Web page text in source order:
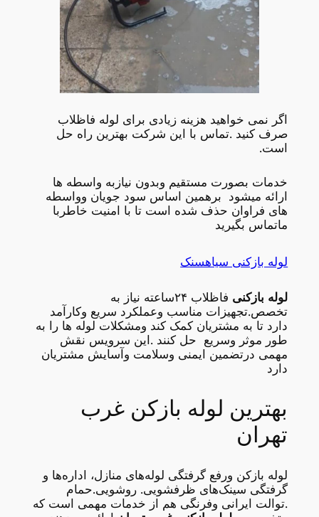
اگر نمی خواهید هزینه زیادی برای لوله فاظلاب
صرف کنید .تماس با این شرکت بهترین راه حل
است.
خدمات بصورت مستقیم وبدون نیازبه واسطه ها
ارائه میشود برهمین اساس سود جویان وواسطه
های فراوان حذف شده است تا با امنیت خاطربا
ماتماس بگیرید
لوله بازکنی سیاهسنک
لوله بازکنی
فاظلاب ۲۴ساعته نیاز به
تخصص.تجهیزات مناسب وعملکرد سریع وکارآمد
دارد تا به مشتریان کمک کند ومشکلات لوله ها را به
طور موثر وسریع حل کنند .این سرویس نقش
مهمی درتضمین ایمنی وسلامت وآسایش مشتریان
دارد
بهترین لوله بازکن غرب
تهران
لوله بازکن ورفع گرفتگی لوله‌های منازل، اداره‌ها و
گرفتگی سینک‌های ظرفشویی. روشویی.حمام
.توالت ایرانی وفرنگی هم از خدمات مهمی است که